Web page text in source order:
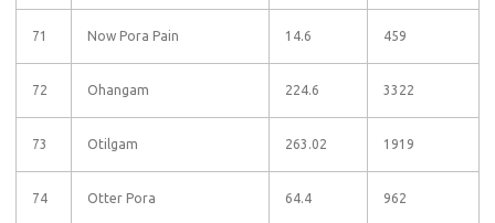
71 Now Pora Pain 14.6 459
72 Ohangam 224.6 3322
73 Otilgam 263.02 1919
74 Otter Pora 64.4 962